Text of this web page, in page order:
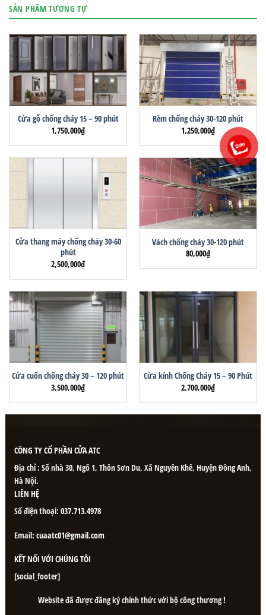
SẢN PHẨM TƯƠNG TỰ
Cửa gỗ chống cháy 15 – 90 phút
1,750,000₫
Rèm chống cháy 30-120 phút
1,250,000₫
Cửa thang máy chống cháy 30-60
phút
2,500,000₫
Vách chống cháy 30-120 phút
80,000₫
Cửa cuốn chống cháy 30 – 120 phút
3,500,000₫
Cửa kính Chống Cháy 15 – 90 Phút
2,700,000₫
CÔNG TY CỔ PHẦN CỬA ATC
Địa chỉ : Số nhà 30, Ngõ 1, Thôn Sơn Du, Xã Nguyên Khê, Huyện Đông Anh,
Hà Nội.
LIÊN HỆ
Số điện thoại: 037.713.4978
Email: cuaatc01@gmail.com
KẾT NỐI VỚI CHÚNG TÔI
[social_footer]
Website đã được đăng ký chính thức với bộ công thương !